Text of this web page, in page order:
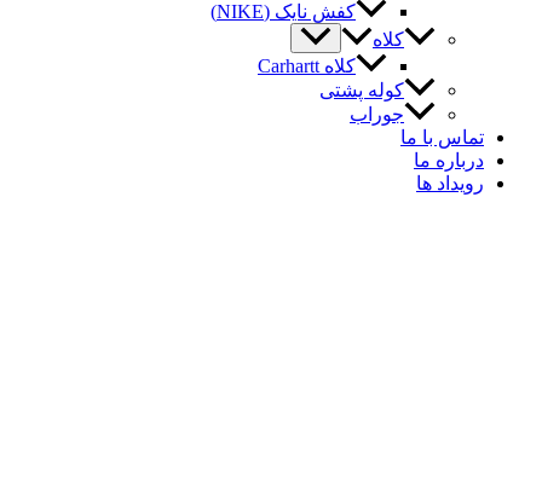
کفش نایک (NIKE)
کلاه
کلاه Carhartt
کوله پشتی
جوراب
با ما
ما
ها